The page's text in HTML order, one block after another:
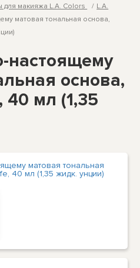
макияжа L.A. Colors
L.A.
матовая тональная основа,
настоящему
основа,
40 мл (1,35